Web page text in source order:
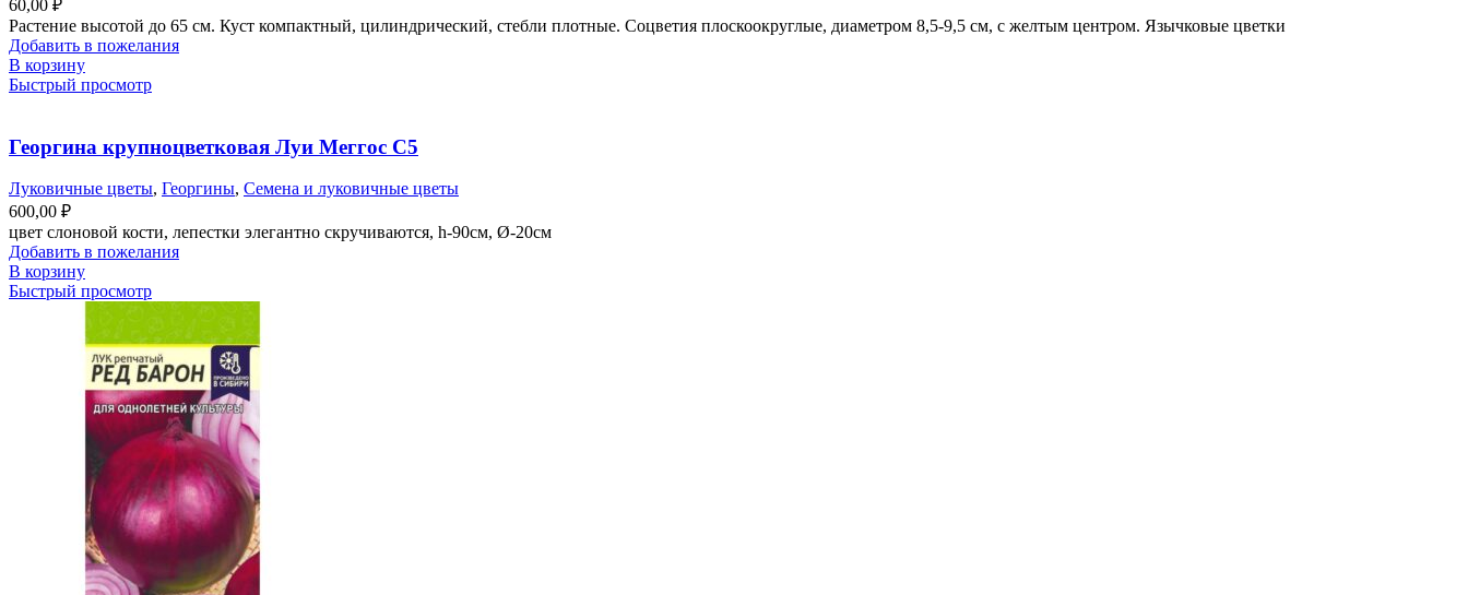
60,00 ₽
Растение высотой до 65 см. Куст компактный, цилиндрический, стебли плотные. Соцветия плоскоокруглые, диаметром 8,5-9,5 см, с желтым центром. Язычковые цветки
Добавить в пожелания
В корзину
Быстрый просмотр
Георгина крупноцветковая Луи Меггос С5
Луковичные цветы, Георгины, Семена и луковичные цветы
600,00 ₽
цвет слоновой кости, лепестки элегантно скручиваются, h-90см, Ø-20см
Добавить в пожелания
В корзину
Быстрый просмотр